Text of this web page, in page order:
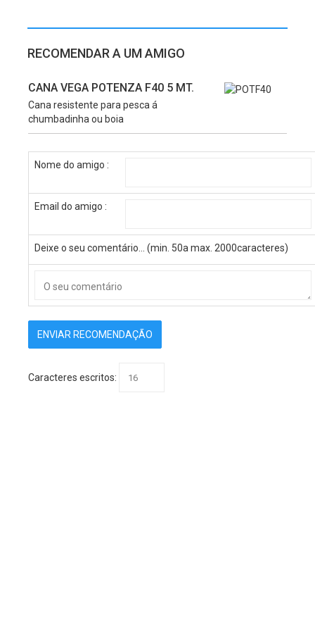
RECOMENDAR A UM AMIGO
CANA VEGA POTENZA F40 5 MT.
Cana resistente para pesca á
chumbadinha ou boia
Nome do amigo :
Email do amigo :
Deixe o seu comentário... (min. 50a max. 2000caracteres)
Caracteres escritos: